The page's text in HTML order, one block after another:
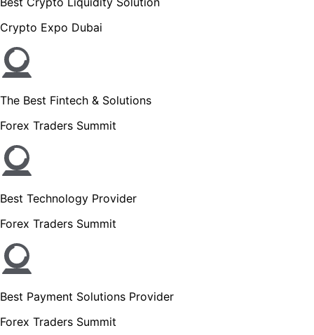
Crypto Expo Dubai
The Best Fintech & Solutions
Forex Traders Summit
Best Technology Provider
Forex Traders Summit
Best Payment Solutions Provider
Forex Traders Summit